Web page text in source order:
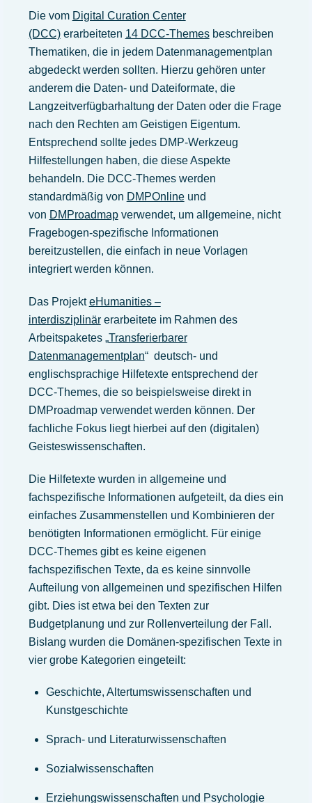
Die vom Digital Curation Center
(DCC)erarbeiteten 14 DCC-Themesbeschreiben
Thematiken, die in jedem Datenmanagementplan
abgedeckt werden sollten. Hierzu gehören unter
anderem die Daten- und Dateiformate, die
Langzeitverfügbarhaltung der Daten oder die Frage
nach den Rechten am Geistigen Eigentum.
Entsprechend sollte jedes DMP-Werkzeug
Hilfestellungen haben, die diese Aspekte
behandeln. Die DCC-Themes werden
standardmäßig von DMPOnlineund
von DMProadmapverwendet, um allgemeine, nicht
Fragebogen-spezifische Informationen
bereitzustellen, die einfach in neue Vorlagen
integriert werden können.
Das ProjekteHumanities –
interdisziplinärerarbeitete im Rahmen des
Arbeitspaketes „Transferierbarer
Datenmanagementplan“ deutsch- und
englischsprachige Hilfetexte entsprechend der
DCC-Themes, die so beispielsweise direkt in
DMProadmap verwendet werden können. Der
fachliche Fokus liegt hierbei auf den (digitalen)
Geisteswissenschaften.
Die Hilfetexte wurden in allgemeine und
fachspezifische Informationen aufgeteilt, da dies ein
einfaches Zusammenstellen und Kombinieren der
benötigten Informationen ermöglicht. Für einige
DCC-Themes gibt es keine eigenen
fachspezifischen Texte, da es keine sinnvolle
Aufteilung von allgemeinen und spezifischen Hilfen
gibt. Dies ist etwa bei den Texten zur
Budgetplanung und zur Rollenverteilung der Fall.
Bislang wurden die Domänen-spezifischen Texte in
vier grobe Kategorien eingeteilt:
Geschichte, Altertumswissenschaften und
Kunstgeschichte
Sprach- und Literaturwissenschaften
Sozialwissenschaften
Erziehungswissenschaften und Psychologie